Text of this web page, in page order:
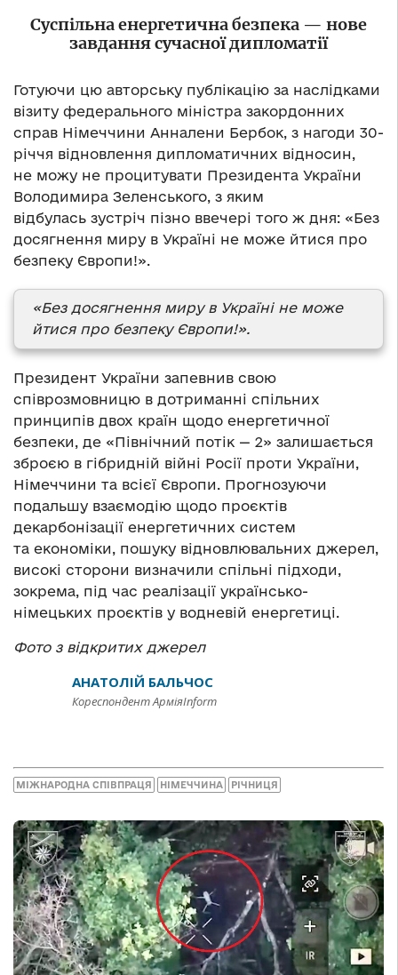
Суспільна енергетична безпека — нове
завдання сучасної дипломатії
Готуючи цю авторську публікацію за наслідками
візиту федерального міністра закордонних
справ Німеччини Анналени Бербок, з нагоди 30-
річчя відновлення дипломатичних відносин,
не можу не процитувати Президента України
Володимира Зеленського, з яким
відбулась зустріч пізно ввечері того ж дня: «Без
досягнення миру в Україні не може йтися про
безпеку Європи!».
«Без досягнення миру в Україні не може
йтися про безпеку Європи!».
Президент України запевнив свою
співрозмовницю в дотриманні спільних
принципів двох країн щодо енергетичної
безпеки, де «Північний потік — 2» залишається
зброєю в гібридній війні Росії проти України,
Німеччини та всієї Європи. Прогнозуючи
подальшу взаємодію щодо проєктів
декарбонізації енергетичних систем
та економіки, пошуку відновлювальних джерел,
високі сторони визначили спільні підходи,
зокрема, під час реалізації українсько-
німецьких проєктів у водневій енергетиці.
Фото з відкритих джерел
АНАТОЛІЙ БАЛЬЧОС
Кореспондент АрміяInform
МІЖНАРОДНА СПІВПРАЦЯ НІМЕЧЧИНА РІЧНИЦЯ